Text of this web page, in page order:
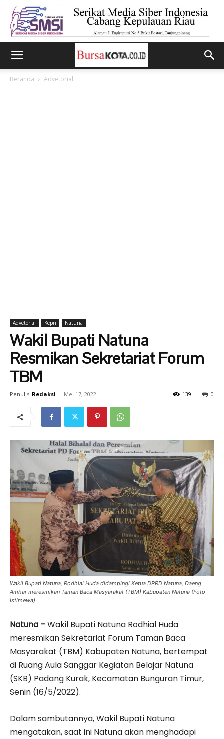
Beranda Advetorial
Advetorial Kepri Natuna
Wakil Bupati Natuna
Resmikan Sekretariat Forum
TBM
Penulis Redaksi - Mei 17, 2022 0
139
Wakil Bupati Natuna, Rodhial Huda didampingi Ketua DPRD Natuna, Daeng
Amhar meresmikan Taman Baca Masyarakat (TBM) Kabupaten Natuna (Foto
Istimewa)
Natuna –Wakil Bupati Natuna Rodhial Huda
meresmikan Sekretariat Forum Taman Baca
Masyarakat (TBM) Kabupaten Natuna, bertempat
di Ruang Aula Sanggar Kegiatan Belajar Natuna
(SKB) Padang Kurak, Kecamatan Bunguran Timur,
Senin (16/5/2022).
Dalam sambutannya, Wakil Bupati Natuna
mengatakan, saat ini Natuna akan menghadapi